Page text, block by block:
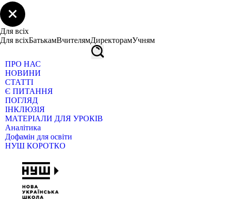
Для всіх
Для всіхБатькамВчителямДиректорамУчням
ПРО НАС
НОВИНИ
СТАТТІ
Є ПИТАННЯ
ПОГЛЯД
ІНКЛЮЗІЯ
МАТЕРІАЛИ ДЛЯ УРОКІВ
Аналітика
Дофамін для освіти
НУШ КОРОТКО